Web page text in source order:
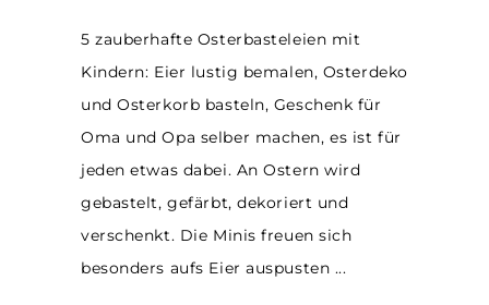
5 zauberhafte Osterbasteleien mit
Kindern: Eier lustig bemalen, Osterdeko
und Osterkorb basteln, Geschenk für
Oma und Opa selber machen, es ist für
jeden etwas dabei. An Ostern wird
gebastelt, gefärbt, dekoriert und
verschenkt. Die Minis freuen sich
besonders aufs Eier auspusten